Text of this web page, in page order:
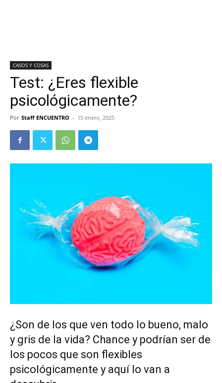
CASOS Y COSAS
Test: ¿Eres flexible
psicológicamente?
Por Staff ENCUENTRO - 15 enero, 2025
¿Son de los que ven todo lo bueno, malo
y gris de la vida? Chance y podrían ser de
los pocos que son flexibles
psicológicamente y aquí lo van a